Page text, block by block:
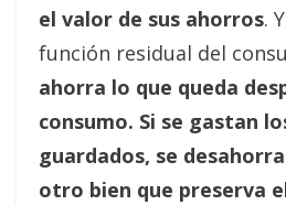
el valor de sus ahorros.
función residual del
ahorra lo que queda
consumo. Si se gastan
guardados, se
otro bien que preserva